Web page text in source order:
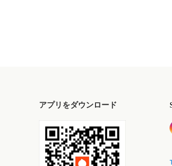
アプリをダウンロード